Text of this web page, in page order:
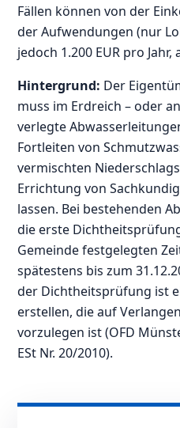
Fällen können von der
der Aufwendungen (nur
jedoch 1.200 EUR pro
Hintergrund: Der
muss im Erdreich – oder
verlegte
Fortleiten von
vermischten
Errichtung von
lassen. Bei bestehenden
die erste
Gemeinde festgelegten
spätestens bis zum
der Dichtheitsprüfung ist
erstellen, die auf
vorzulegen ist (OFD
ESt Nr. 20/2010).